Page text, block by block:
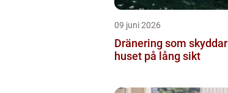
09 juni 2026
Dränering som skyddar
huset på lång sikt